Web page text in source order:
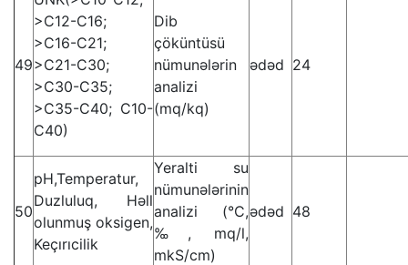
49
>C12-C16;
>C16-C21;
>C21-C30;
>C30-C35;
>C35-C40; C10-
C40)
Dib
çöküntüsü
nümunələrin
analizi
(mq/kq)
ədəd 24
50
pH,Temperatur,
Duzluluq, Həll
olunmuş oksigen,
Keçırıcilik
Yeralti su
nümunələrinin
analizi (°C,
‰, mq/l,
mkS/cm)
ədəd 48